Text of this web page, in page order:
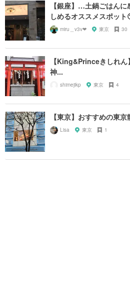
【銀座】…土鍋ごはん
しめるオススメスポット
miru＿v3v❤︎ 東京 30
【King&Princeきしれ
神...
shimejikp 東京 4
【東京】おすすめの東
Lisa 東京 1